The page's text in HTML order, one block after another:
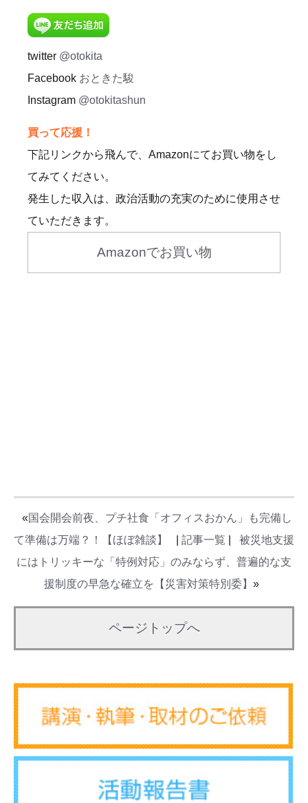
twitter @otokita
Facebook おときた駿
Instagram @otokitashun
買って応援！
下記リンクから飛んで、Amazonにてお買い物をし
てみてください。
発生した収入は、政治活動の充実のために使用させ
ていただきます。
Amazonでお買い物
«国会開会前夜、プチ社食「オフィスおかん」も完備し
て準備は万端？！【ほぼ雑談】
記事一覧
被災地支援
にはトリッキーな「特例対応」のみならず、普遍的な支
援制度の早急な確立を【災害対策特別委】 »
ページトップへ